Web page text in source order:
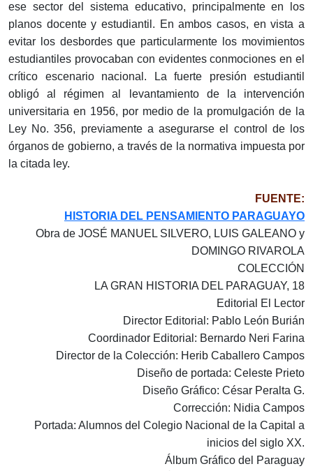
ese sector del sistema educativo, principalmente en los
planos docente y estudiantil. En ambos casos, en vista a
evitar los desbordes que particularmente los movimientos
estudiantiles provocaban con evidentes conmociones en el
crítico escenario nacional. La fuerte presión estudiantil
obligó al régimen al levantamiento de la intervención
universitaria en 1956, por medio de la promulgación de la
Ley No. 356, previamente a asegurarse el control de los
órganos de gobierno, a través de la normativa impuesta por
la citada ley.
FUENTE:
HISTORIA DEL PENSAMIENTO PARAGUAYO
Obra de JOSÉ MANUEL SILVERO, LUIS GALEANO y
DOMINGO RIVAROLA
COLECCIÓN
LA GRAN HISTORIA DEL PARAGUAY, 18
Editorial El Lector
Director Editorial: Pablo León Burián
Coordinador Editorial: Bernardo Neri Farina
Director de la Colección: Herib Caballero Campos
Diseño de portada: Celeste Prieto
Diseño Gráfico: César Peralta G.
Corrección: Nidia Campos
Portada: Alumnos del Colegio Nacional de la Capital a
inicios del siglo XX.
Álbum Gráfico del Paraguay